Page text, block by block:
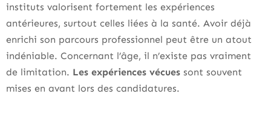
instituts valorisent fortement les expériences
antérieures, surtout celles liées à la santé. Avoir déjà
enrichi son parcours professionnel peut être un atout
indéniable. Concernant l’âge, il n’existe pas vraiment
de limitation. Les expériences vécues sont souvent
mises en avant lors des candidatures.